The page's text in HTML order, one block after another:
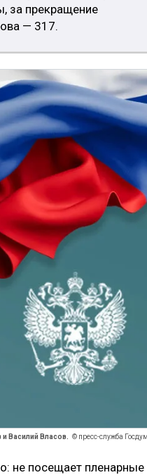
за прекращение
— 317.
Василий Власов. © пресс-служба
не посещает пленарные